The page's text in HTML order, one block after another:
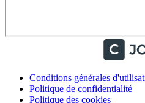
Conditions générales
Politique de confidentialité
Politique des cookies